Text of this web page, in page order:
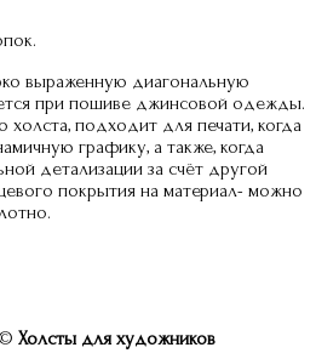
выраженную диагональную
при пошиве джинсовой одежды.
холста, подходит для печати, когда
графику, а также, когда
детализации за счёт другой
покрытия на материал- можно
Холсты для художников